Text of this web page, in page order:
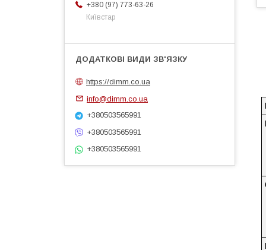
+380 (97) 773-63-26
Київстар
https://dimm.co.ua
info@dimm.co.ua
+380503565991
+380503565991
+380503565991